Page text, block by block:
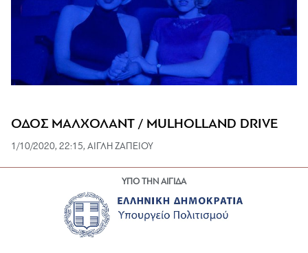
ΟΔΟΣ ΜΑΛΧΟΛΑΝΤ / MULHOLLAND DRIVE
1/10/2020, 22:15, ΑΙΓΛΗ ΖΑΠΕΙΟΥ
ΥΠΟ ΤΗΝ ΑΙΓΙΔΑ